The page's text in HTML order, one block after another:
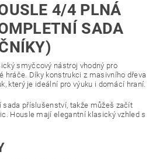
4/4 PLNÁ
SADA
smyčcový nástroj vhodný pro
hráče. Díky konstrukci z masivního dřeva
který je ideální pro výuku i domácí hraní.
příslušenství, takže můžeš začít
Housle mají elegantní klasický vzhled s